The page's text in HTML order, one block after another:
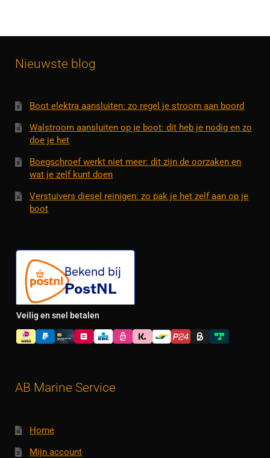
Nieuwste blog
Boot elektra aansluiten: zo regel je stroom aan boord
Walstroom aansluiten op je boot: dit heb je nodig en zo
doe je het
Boegschroef werkt niet meer: dit zijn de oorzaken en
wat je zelf kunt doen
Verstuivers diesel reinigen: zo pak je het zelf aan op je
boot
Veilig en snel betalen
AB Marine Service
Home
Mijn account